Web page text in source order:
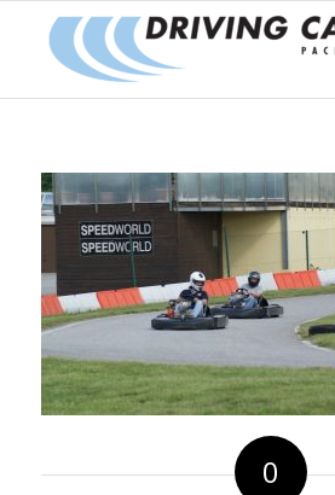
0